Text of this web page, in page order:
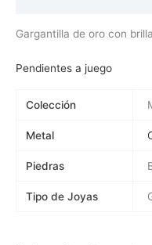
Gargantilla de oro con
Pendientes a juego
Colección
Metal
Piedras
Tipo de Joyas